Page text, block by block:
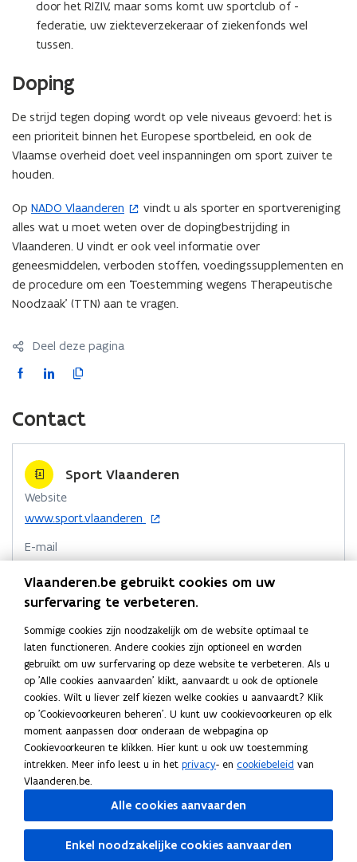
v
e
n
t
e
door het RIZIV, maar soms komt uw sportclub of -
federatie, uw ziekteverzekeraar of ziekenfonds wel
tussen.
Doping
De strijd tegen doping wordt op vele niveaus gevoerd: het is
een prioriteit binnen het Europese sportbeleid, en ook de
Vlaamse overheid doet veel inspanningen om sport zuiver te
houden.
Op NADO Vlaanderen
(
o
p
e
n
t
n
u
v
e
n
s
e
vindt u als sporter en sportvereniging
alles wat u moet weten over de dopingbestrijding in
Vlaanderen. U vindt er ook veel informatie over
geneesmiddelen, verboden stoffen, voedingssupplementen en
de procedure om een ‘Toestemming wegens Therapeutische
Noodzaak’ (TTN) aan te vragen.
Deel deze pagina
F
c
e
b
e
L
k
e
d
i
n
o
p
e
n
t
n
i
e
u
w
v
n
t
K
i
e
e
r
i
k
n
a
k
l
e
m
b
o
d
Contact
Sport Vlaanderen
Website
www.sport.vlaanderen
o
e
t
i
n
i
e
u
w
v
e
n
s
t
r
E-mail
Telefoon
Adres
Sport Vlaanderen
Marie-Elisabeth Belpairegebouw
Simon Bolivarlaan 17, 1000 Brussel, België
Routeplanner
o
p
e
n
t
n
i
Postadres
Sport Vlaanderen
Koning Albert II laan 15 bus 273, 1210 Brussel, België
Meer details
Vlaanderen.be gebruikt cookies om uw
surfervaring te verbeteren.
Sommige cookies zijn noodzakelijk om de website optimaal te
laten functioneren. Andere cookies zijn optioneel en worden
gebruikt om uw surfervaring op deze website te verbeteren. Als u
op 'Alle cookies aanvaarden' klikt, aanvaardt u ook de optionele
cookies. Wilt u liever zelf kiezen welke cookies u aanvaardt? Klik
op 'Cookievoorkeuren beheren'. U kunt uw cookievoorkeuren op elk
moment aanpassen door onderaan de webpagina op
Cookievoorkeuren te klikken. Hier kunt u ook uw toestemming
intrekken. Meer info leest u in het privacy- en cookiebeleid van
Vlaanderen.be.
Alle cookies aanvaarden
Enkel noodzakelijke cookies aanvaarden